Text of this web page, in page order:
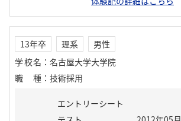
13年卒 理系
男性
学校名 ： 名古屋大学大学院
職種 ： 技術採用
エントリーシート